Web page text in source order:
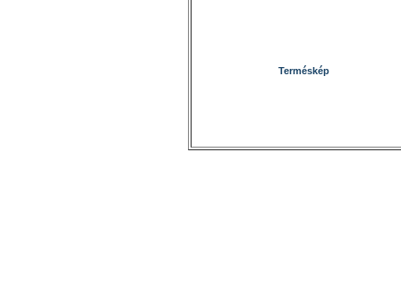
Terméskép